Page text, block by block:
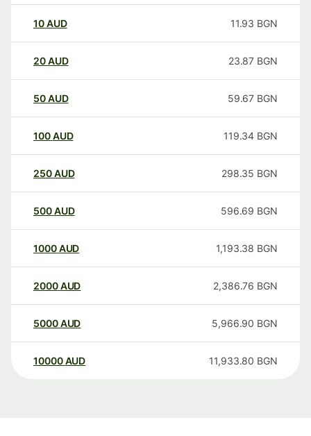
10AUD 11.93 BGN
20AUD 23.87 BGN
50AUD 59.67 BGN
100AUD 119.34 BGN
250AUD 298.35 BGN
500AUD 596.69 BGN
1000AUD 1,193.38 BGN
2000AUD 2,386.76 BGN
5000AUD 5,966.90 BGN
10000 AUD 11,933.80 BGN